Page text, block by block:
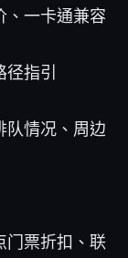
、一卡通兼容
指引
队情况、周边
门票折扣、联